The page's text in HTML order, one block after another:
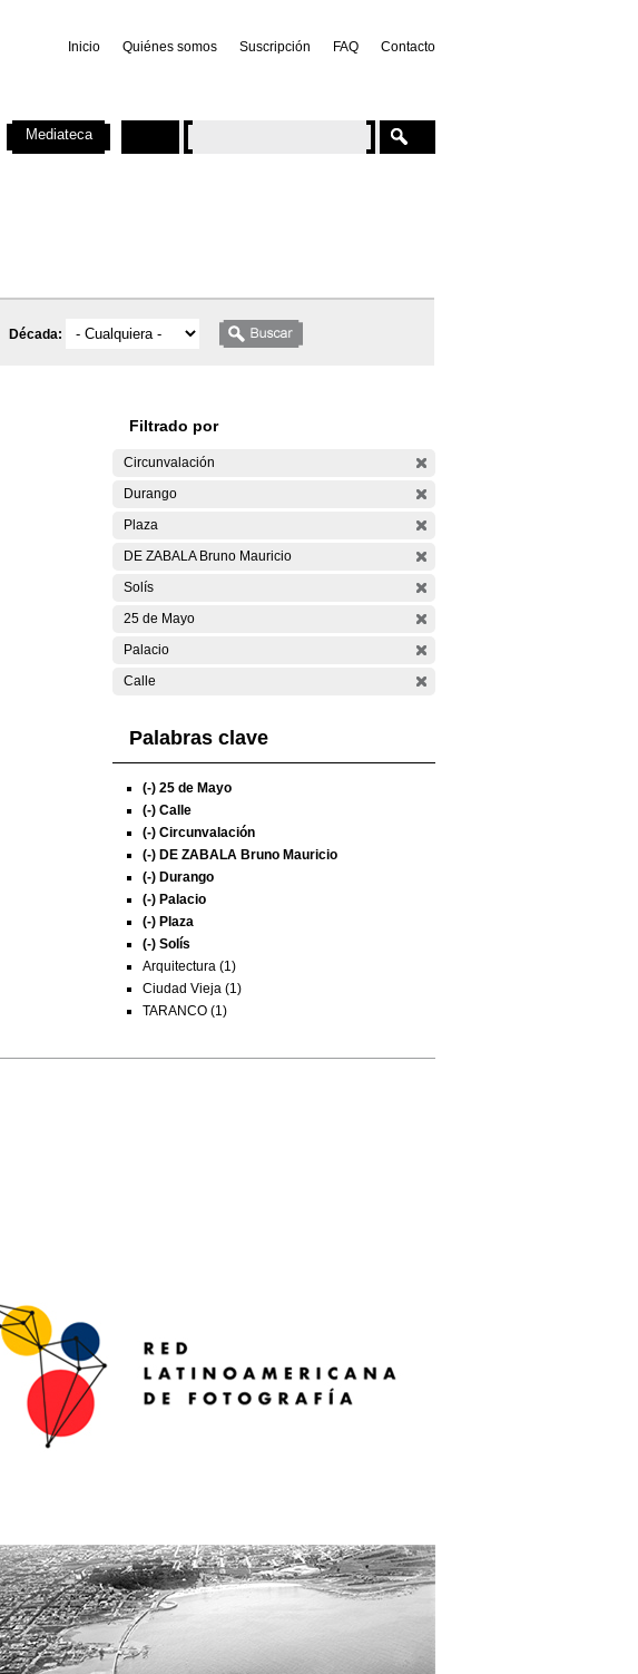
Inicio Quiénes somos Suscripción FAQ Contacto
Década:
Filtrado por
Circunvalación
Durango
Plaza
DE ZABALA Bruno Mauricio
Solís
25 de Mayo
Palacio
Calle
Palabras clave
(-) 25 de Mayo
(-) Calle
(-) Circunvalación
(-) DE ZABALA Bruno Mauricio
(-) Durango
(-) Palacio
(-) Plaza
(-) Solís
Arquitectura (1)
Ciudad Vieja (1)
TARANCO (1)
Mediateca